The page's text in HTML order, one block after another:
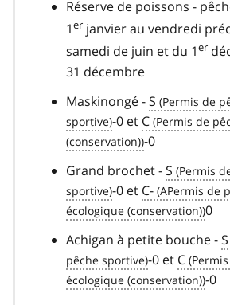
Réserve de poissons -
1er janvier au vendredi
samedi de juin et du 1er
31 décembre
Maskinongé -S
-0 et C
-0
Grand brochet -S
-0 et C-
0
Achigan à petite bouche -S
-0 et C
-0